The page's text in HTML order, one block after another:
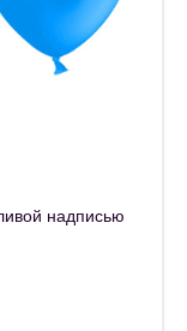
надписью